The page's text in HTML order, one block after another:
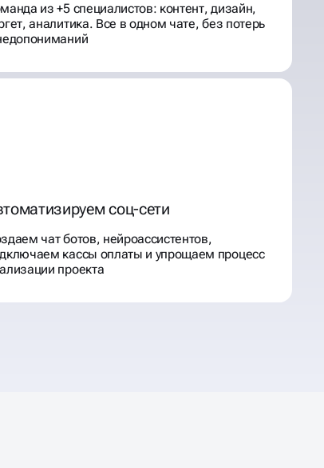
из +5 специалистов: контент, дизайн,
аналитика. Все в одном чате, без потерь
соц-сети
чат ботов, нейроассистентов,
кассы оплаты и упрощаем процесс
проекта